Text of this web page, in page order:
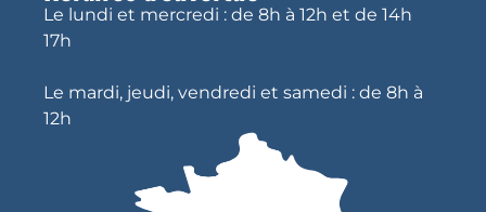
Le lundi et mercredi : de 8h à 12h et de 14h
17h
Le mardi, jeudi, vendredi et samedi : de 8h à
12h